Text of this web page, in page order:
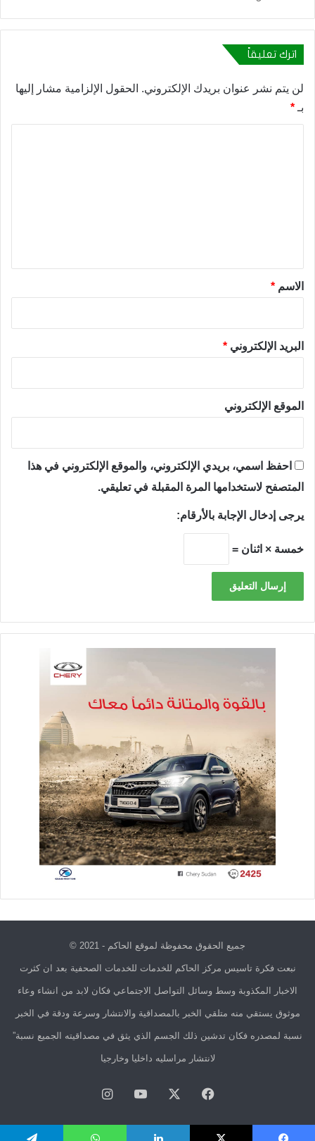
اترك تعليقاً
لن يتم نشر عنوان بريدك الإلكتروني. الحقول الإلزامية مشار إليها
بـ *
*الاسم *
البريد الإلكتروني *
الموقع الإلكتروني
احفظ اسمي، بريدي الإلكتروني، والموقع الإلكتروني في هذا
المتصفح لاستخدامها المرة المقبلة في تعليقي.
يرجى إدخال الإجابة بالأرقام:
خمسة × اثنان =
جميع الحقوق محفوظة لموقع الحاكم - 2021 ©
نبعت فكرة تاسيس مركز الحاكم للخدمات للخدمات الصحفية بعد ان كثرت
الاخبار المكذوبة وسط وسائل التواصل الاجتماعي فكان لابد من انشاء وعاء
موثوق يستقي منه متلقي الخبر بالمصداقية والانتشار وسرعة ودقة في الخبر
نسبة لمصدره فكان تدشين ذلك الجسم الذي يثق في مصداقيته الجميع نسبة”
لانتشار مراسليه داخليا وخارجيا
فيسبوك يوتيوبانستقرام